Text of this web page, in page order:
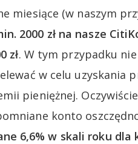
miesiące (w naszym
2000 zł na nasze
zł. W tym przypadku
w celu uzyskania
pieniężnej.
konto
6,6% w skali roku dla